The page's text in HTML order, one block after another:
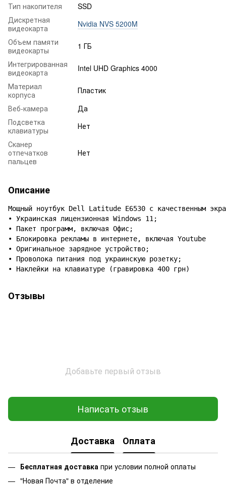
Тип накопителя
SSD
Дискретная
видеокарта
Nvidia NVS 5200M
Объем памяти
видеокарты
1 ГБ
Интегрированная
видеокарта
Intel UHD Graphics 4000
Материал
корпуса
Пластик
Веб-камера
Да
Подсветка
клавиатуры
Нет
Сканер
отпечатков
пальцев
Нет
Описание
Мощный ноутбук Dell Latitude E6530 с качественным
• Украинская лицензионная Windows 11;
• Пакет программ, включая Офис;
• Блокировка рекламы в интернете, включая Youtube
• Оригинальное зарядное устройство;
• Проволока питания под украинскую розетку;
• Наклейки на клавиатуре (гравировка 400 грн)
Отзывы
Добавьте первый отзыв
Написать отзыв
Доставка Оплата
Бесплатная доставка при условии полной оплаты
"Новая Почта" в отделение